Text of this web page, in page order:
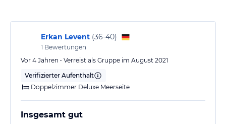
Sport und Unterhaltung
Das Sirene Luxury Hotel Bodrum bietet eine Vielzahl von
Freizeitaktivitäten für seine Gäste. Entspannen Sie am Innen- oder
Außenpool, darunter ein Infinity-Pool, oder genießen Sie eine
Massage im modernen Spa-Bereich. Ein Kinderclub und ein
Buggyservice stehen ebenfalls zur Verfügung. In der Umgebung
des Hotels können Sie kulturelle Sehenswürdigkeiten entdecken
oder Abenteueraktivitäten wie Tauchen und Segeln ausüben.
Hinweis: Verfasst von HolidayCheck mit Hilfe von KI. Alle
Erkan Levent (36-40)
1 Bewertungen
Vor 4 Jahren • Verreist als Gruppe im August 2021
Verifizierter Aufenthalt
Doppelzimmer Deluxe Meerseite
Insgesamt gut